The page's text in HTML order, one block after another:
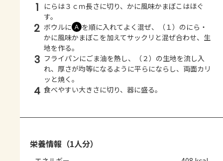
1
にらは３ｃｍ長さに切り、かに風味かまぼこはほぐ
す。
2 ボウルに Ａ を順に入れてよく混ぜ、（１）のにら・
かに風味かまぼこを加えてサックリと混ぜ合わせ、生
地を作る。
3 フライパンにごま油を熱し、（２）の生地を流し入
れ、厚さが均等になるように平らにならし、両面カリ
ッと焼く。
4 食べやすい大きさに切り、器に盛る。
栄養情報（1人分）